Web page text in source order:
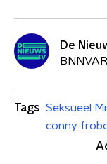
De
Tags Seksueel
conny